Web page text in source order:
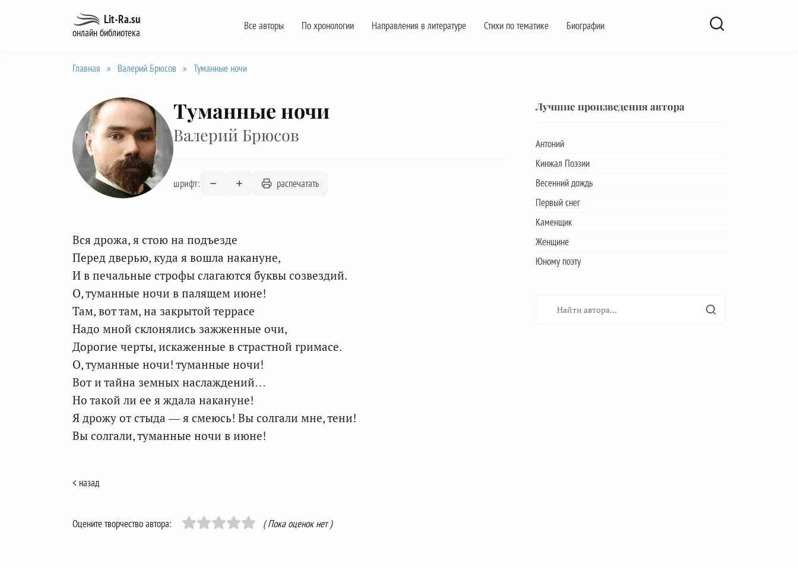
Lit-Ra.su
онлайн библиотека
Все авторы По хронологии Направления в литературе Стихи по тематике Биографии
Главная » Валерий Брюсов » Туманные ночи
Туманные ночи
Валерий Брюсов
шрифт: распечатать
Вся дрожа, я стою на подъезде
Перед дверью, куда я вошла накануне,
И в печальные строфы слагаются буквы созвездий.
О, туманные ночи в палящем июне!
Там, вот там, на закрытой террасе
Надо мной склонялись зажженные очи,
Дорогие черты, искаженные в страстной гримасе.
О, туманные ночи! туманные ночи!
Вот и тайна земных наслаждений…
Но такой ли ее я ждала накануне!
Я дрожу от стыда — я смеюсь! Вы солгали мне, тени!
Вы солгали, туманные ночи в июне!
< назад
Оцените творчество автора: ( Пока оценок нет )
Лучшие произведения автора
Антоний
Кинжал Поэзии
Весенний дождь
Первый снег
Каменщик
Женщине
Юному поэту